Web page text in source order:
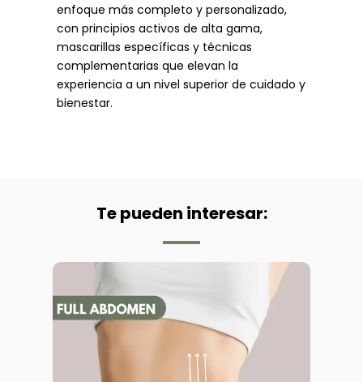
enfoque más completo y personalizado,
con principios activos de alta gama,
mascarillas específicas y técnicas
complementarias que elevan la
experiencia a un nivel superior de cuidado y
bienestar.
Te pueden interesar: